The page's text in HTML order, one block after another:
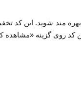
بهره مند شوید. این کد